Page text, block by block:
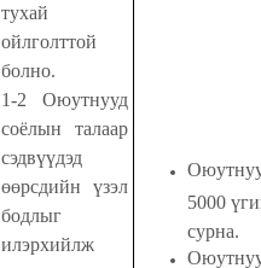
тухай
ойлголттой
болно.
1-2 Оюутнууд
соёлын талаар
сэдвүүдэд
өөрсдийн үзэл
бодлыг
илэрхийлж
5000
сурна.